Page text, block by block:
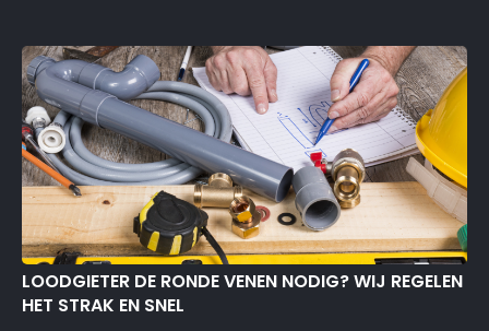
LOODGIETER DE RONDE VENEN NODIG? WIJ REGELEN
HET STRAK EN SNEL